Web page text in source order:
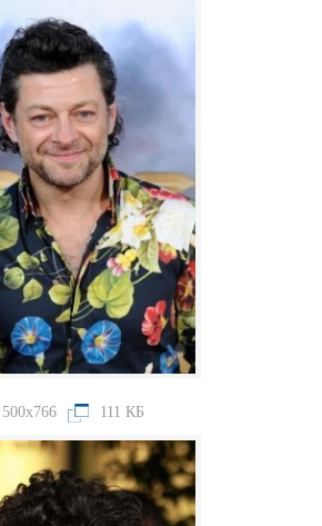
500x766 111 КБ